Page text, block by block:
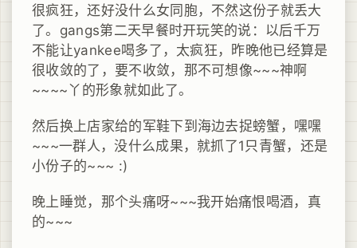
很疯狂，还好没什么女同胞，不然这份子就丢大
了。gangs第二天早餐时开玩笑的说：以后千万
不能让yankee喝多了，太疯狂，昨晚他已经算是
很收敛的了，要不收敛，那不可想像~~~神啊
~~~~丫的形象就如此了。
然后换上店家给的军鞋下到海边去捉螃蟹，嘿嘿
~~~一群人，没什么成果，就抓了1只青蟹，还是
小份子的~~~ :)
晚上睡觉，那个头痛呀~~~我开始痛恨喝酒，真
的~~~